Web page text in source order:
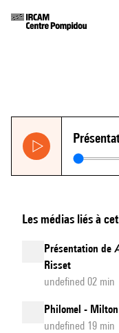
Les médias liés à
Présentation de
Risset
undefined 02 min
Philomel -
undefined 19 min